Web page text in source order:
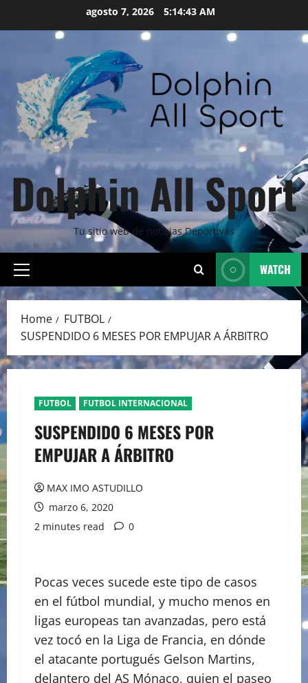
agosto 7, 2026 5:14:44 AM
Dolphin All Sport
Tu sitio web de noticias Deportivas
Primary
Menu
WATCH
Home
FUTBOL
SUSPENDIDO 6 MESES POR EMPUJAR A ÁRBITRO
FUTBOL FUTBOL INTERNACIONAL
SUSPENDIDO 6 MESES POR
EMPUJAR A ÁRBITRO
MAX IMO ASTUDILLO
marzo 6, 2020
2 minutes read
0
Pocas veces sucede este tipo de casos
en el fútbol mundial, y mucho menos en
ligas europeas tan avanzadas, pero está
vez tocó en la Liga de Francia, en dónde
el atacante portugués Gelson Martins,
delantero del AS Mónaco, quien el paseo